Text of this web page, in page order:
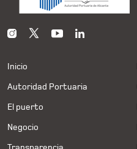
Inicio
Autoridad Portuaria
El puerto
Negocio